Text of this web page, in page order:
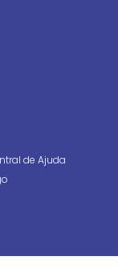
de Ajuda